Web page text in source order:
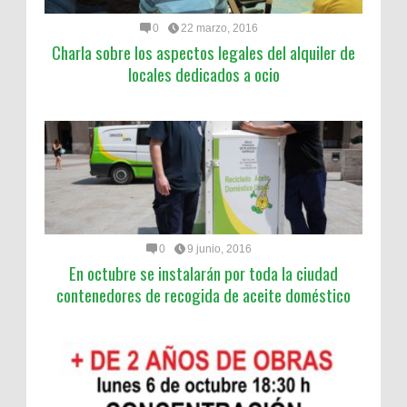
0 22 marzo, 2016
Charla sobre los aspectos legales del alquiler de
locales dedicados a ocio
0 9 junio, 2016
En octubre se instalarán por toda la ciudad
contenedores de recogida de aceite doméstico